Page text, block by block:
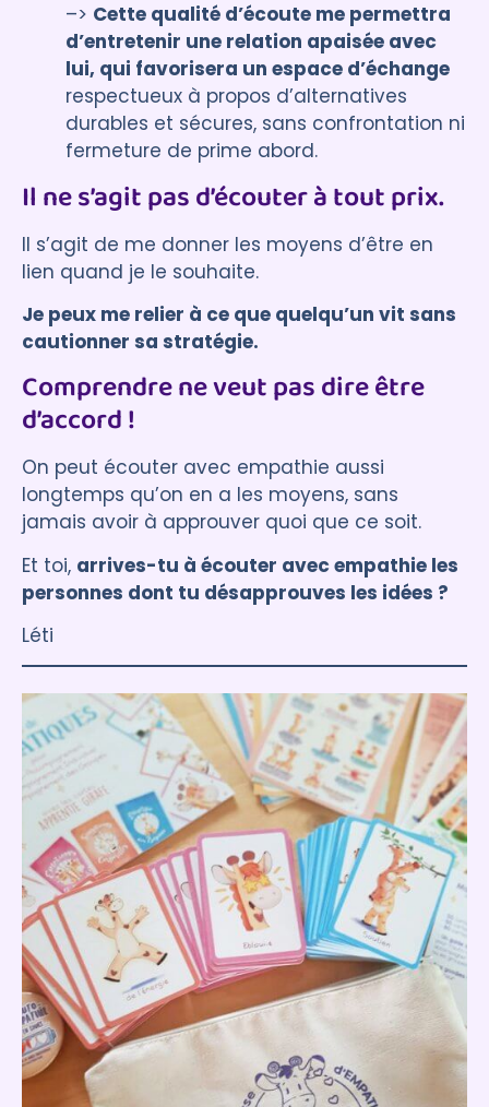
–> Cette qualité d’écoute me permettra
d’entretenir une relation apaisée avec
lui, qui favorisera un espace d’échange
respectueux à propos d’alternatives
durables et sécures, sans confrontation ni
fermeture de prime abord.
Il ne s’agit pas d’écouter à tout prix.
Il s’agit de me donner les moyens d’être en
lien quand je le souhaite.
Je peux me relier à ce que quelqu’un vit sans
cautionner sa stratégie.
Comprendre ne veut pas dire être
d’accord !
On peut écouter avec empathie aussi
longtemps qu’on en a les moyens, sans
jamais avoir à approuver quoi que ce soit.
Et toi, arrives-tu à écouter avec empathie les
personnes dont tu désapprouves les idées ?
Léti